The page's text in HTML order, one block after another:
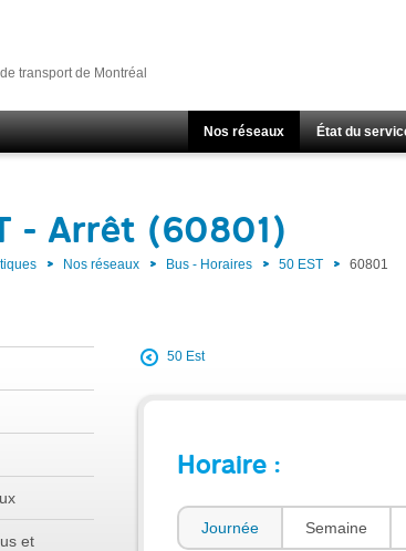
transport de Montréal
Nos réseaux État du
- Arrêt (60801)
Nos réseaux Bus - Horaires 50 EST 60801
et
50 Est
Horaire :
Journée Semaine